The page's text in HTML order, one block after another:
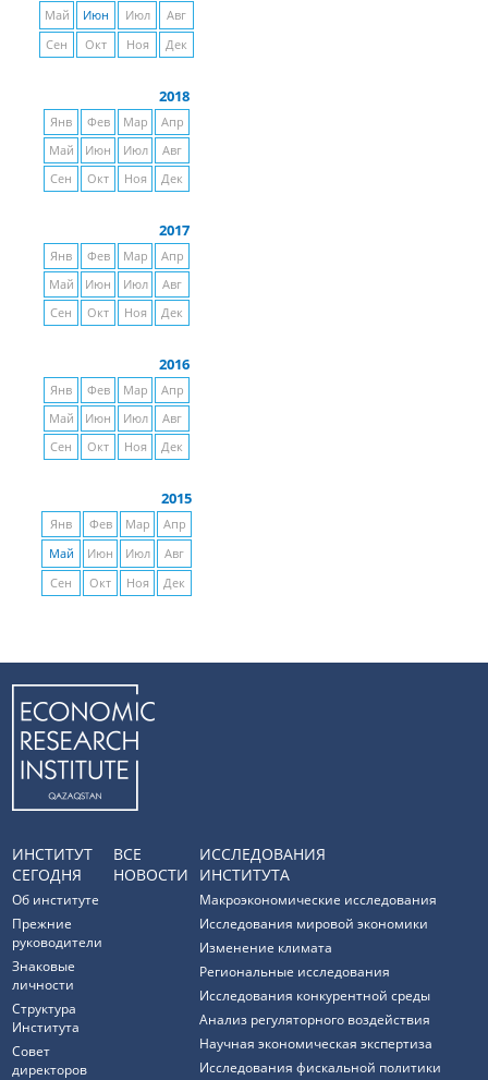
Май Июн Июл
Авг
Сен
Окт Ноя Дек
2018
Янв Фев Мар
Апр
Май
Июн Июл
Авг
Сен
Окт Ноя Дек
2017
Янв Фев Мар
Апр
Май
Июн Июл
Авг
Сен
Окт Ноя Дек
2016
Янв Фев Мар
Апр
Май
Июн Июл
Авг
Сен
Окт Ноя Дек
2015
Янв Фев Мар
Апр
Май
Июн Июл
Авг
Сен
Окт Ноя Дек
ИНСТИТУТ
СЕГОДНЯ
Об институте
Прежние
руководители
Знаковые
личности
Структура
Института
Совет
директоров
ВСЕ
НОВОСТИ
ИССЛЕДОВАНИЯ
ИНСТИТУТА
Макроэкономические исследования
Исследования мировой экономики
Изменение климата
Региональные исследования
Исследования конкурентной среды
Анализ регуляторного воздействия
Научная экономическая экспертиза
Исследования фискальной политики